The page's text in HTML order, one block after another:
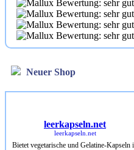
Neuer Shop
leerkapseln.net
Bietet vegetarische und Gelatine-Kapseln in
allen Größen.